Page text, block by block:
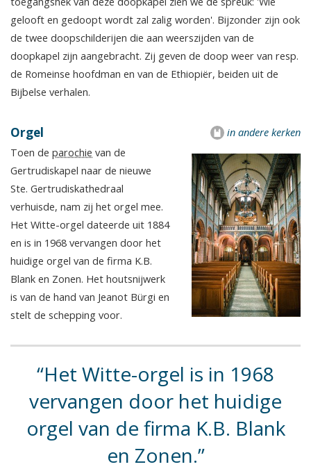
gelooft en gedoopt wordt zal zalig worden'. Bijzonder zijn ook
de twee doopschilderijen die aan weerszijden van de
doopkapel zijn aangebracht. Zij geven de doop weer van resp.
de Romeinse hoofdman en van de Ethiopiër, beiden uit de
Bijbelse verhalen.
in andere kerken
Orgel
Toen de parochie van de
Gertrudiskapel naar de nieuwe
Ste. Gertrudiskathedraal
verhuisde, nam zij het orgel mee.
Het Witte-orgel dateerde uit 1884
en is in 1968 vervangen door het
huidige orgel van de firma K.B.
Blank en Zonen. Het houtsnijwerk
is van de hand van Jeanot Bürgi en
stelt de schepping voor.
Het Witte-orgel is in 1968
vervangen door het huidige
orgel van de firma K.B. Blank
en Zonen.